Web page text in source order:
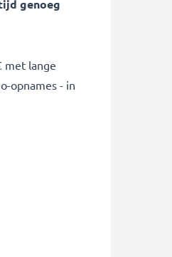
genoeg
met lange
opnames - in